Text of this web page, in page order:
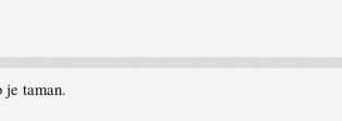
je taman.